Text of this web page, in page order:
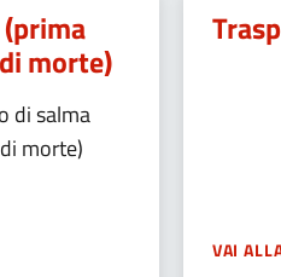
morte)
di salma
morte)
VAI